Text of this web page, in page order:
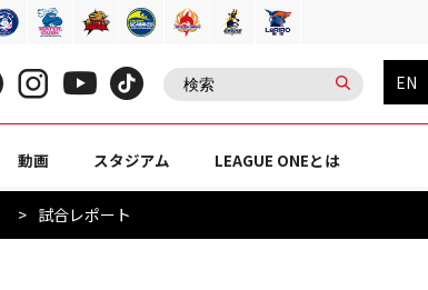
EN
動画 スタジアム LEAGUE ONEとは
試合レポート